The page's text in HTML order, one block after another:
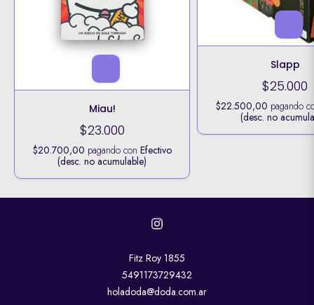
Miau!
$23.000
$20.700,00 pagando con Efectivo
(desc. no acumulable)
Slapp
$25.000
$22.500,00 pagando
(desc. no
Fitz Roy 1855
5491173729432
holadoda@doda.com.ar